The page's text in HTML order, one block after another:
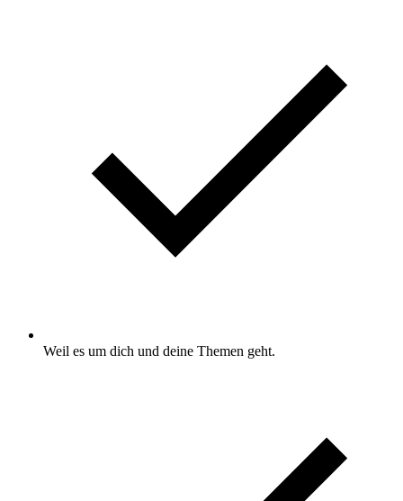
Weil es um dich und deine Themen geht.